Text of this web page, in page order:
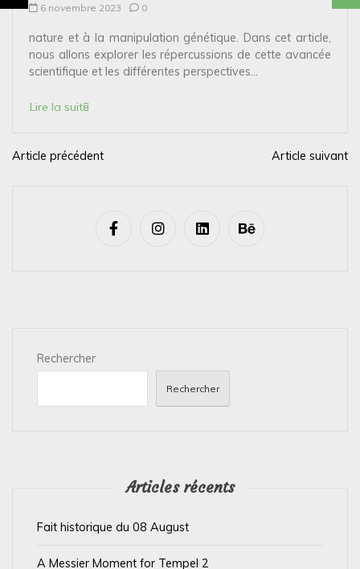
6 novembre 2023 0
nature et à la manipulation génétique. Dans cet article,
nous allons explorer les répercussions de cette avancée
scientifique et les différentes perspectives...
Lire la suite
N
Article précédent Article suivant
Rechercher
Rechercher
Articles récents
Fait historique du 08 August
A Messier Moment for Tempel 2